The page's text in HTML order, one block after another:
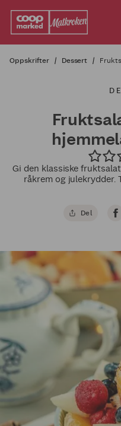
Oppskrifter Dessert
Gi den klassiske
råkrem og julekrydder.
Del